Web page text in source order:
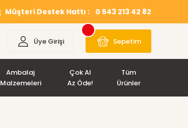
Müşteri Destek Hattı : 0 543 213 42 82
Üye Girişi Sepetim
Ambalaj
Malzemeleri
Çok Al
Az Öde!
Tüm
Ürünler